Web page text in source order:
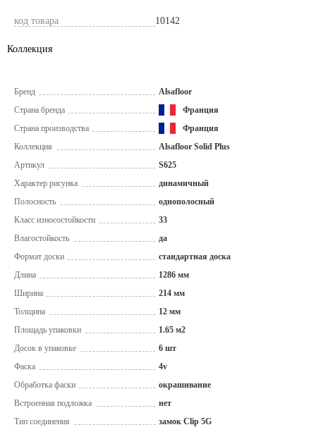
код товара 10142
Коллекция
Бренд
Alsafloor
Страна бренда
Франция
Страна производства
Франция
Коллекция
Alsafloor Solid Plus
Артикул
S625
Характер рисунка
динамичный
Полосность
однополосный
Класс износостойкости
33
Влагостойкость
да
Формат доски
стандартная доска
Длина
1286 мм
Ширина
214 мм
Толщина
12 мм
Площадь упаковки
1.65 м2
Досок в упаковке
6 шт
Фаска
4v
Обработка фаски
окрашивание
Встроенная подложка
нет
Тип соединения
замок Clip 5G